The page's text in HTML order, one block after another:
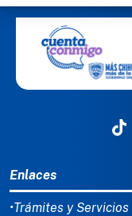
Enlaces
•Trámites y Servicios